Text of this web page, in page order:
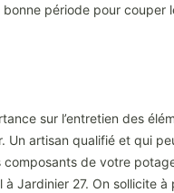
période pour couper
sur l’entretien des
artisan qualifié et qui
de votre
27. On sollicite à